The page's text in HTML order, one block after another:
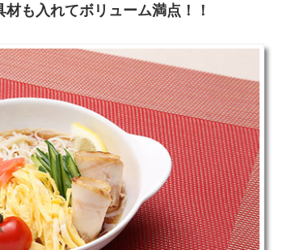
も入れてボリューム満点！！